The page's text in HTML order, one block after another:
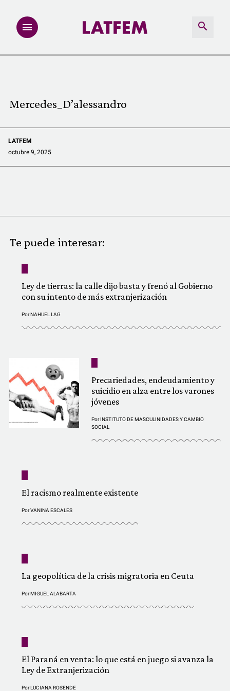
REDACCIÓN ABIERTA
QUIÉNES SOMOS
Mercedes_D’alessandro
LATFEM
octubre 9, 2025
Te puede interesar:
Ley de tierras: la calle dijo basta y frenó al Gobierno
con su intento de más extranjerización
PorNAHUEL LAG
Precariedades, endeudamiento y
suicidio en alza entre los varones
jóvenes
PorINSTITUTO DE MASCULINIDADES Y CAMBIO
SOCIAL
El racismo realmente existente
PorVANINA ESCALES
La geopolítica de la crisis migratoria en Ceuta
PorMIGUEL ALABARTA
El Paraná en venta: lo que está en juego si avanza la
Ley de Extranjerización
PorLUCIANA ROSENDE